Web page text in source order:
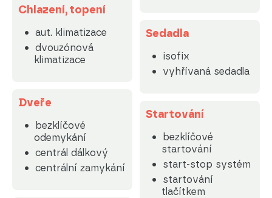
Chlazení, topení
aut. klimatizace
dvouzónová
klimatizace
Dveře
bezklíčové
odemykání
centrál dálkový
centrální zamykání
Sedadla
isofix
vyhřívaná sedadla
Startování
bezklíčové
startování
start-stop systém
startování
tlačítkem